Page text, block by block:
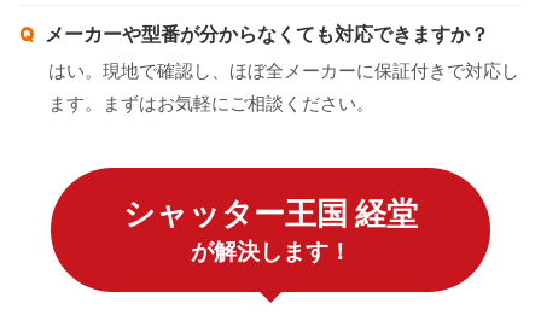
メーカーや型番が分からなくても対応できますか？
はい。現地で確認し、ほぼ全メーカーに保証付きで対応し
ます。まずはお気軽にご相談ください。
シャッター王国 経堂
が解決します！